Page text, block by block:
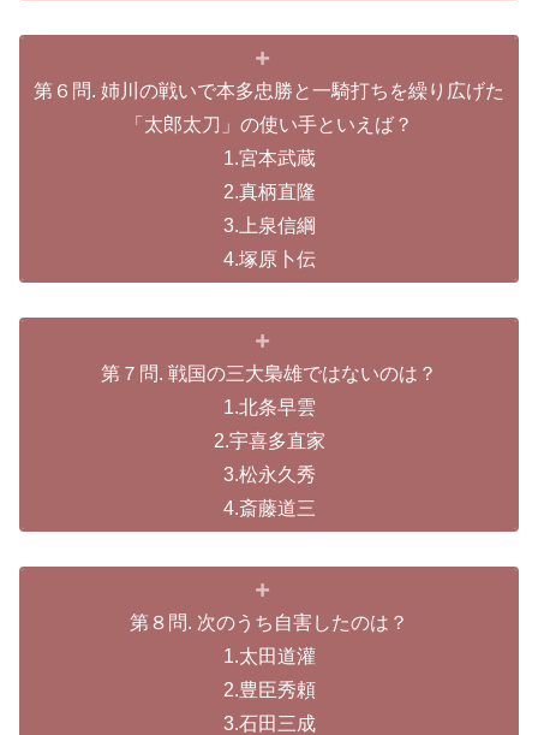
第６問. 姉川の戦いで本多忠勝と一騎打ちを繰り広げた
「太郎太刀」の使い手といえば？
1.宮本武蔵
2.真柄直隆
3.上泉信綱
4.塚原卜伝
第７問. 戦国の三大梟雄ではないのは？
1.北条早雲
2.宇喜多直家
3.松永久秀
4.斎藤道三
第８問. 次のうち自害したのは？
1.太田道灌
2.豊臣秀頼
3.石田三成